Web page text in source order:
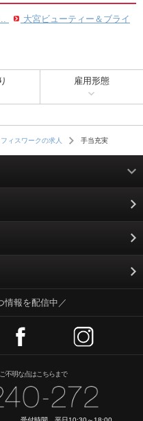
大宮ビューティー＆ブライ
雇用形態
ィスワークの求人 手当充実
情報を配信中／
不明な点はこちらまで